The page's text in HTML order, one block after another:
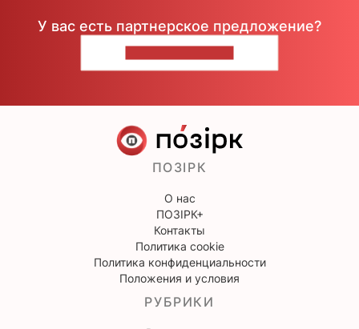
У вас есть партнерское предложение?
ПОЗІРК
О нас
ПОЗІРК+
Контакты
Политика cookie
Политика конфиденциальности
Положения и условия
РУБРИКИ